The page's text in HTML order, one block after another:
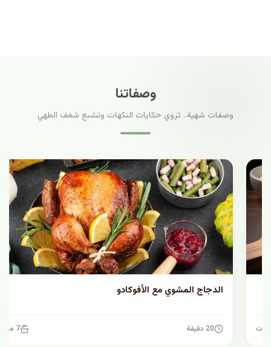
وصفاتنا
وصفات شهية.. تروي حكايات النكهات وتشبع شغف الطهي
الدجاج المشوي مع الأفوكادو